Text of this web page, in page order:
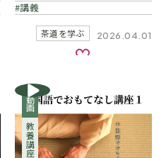
講義
茶道を学ぶ 2026.04.01
お気に入り
動画
教養講座